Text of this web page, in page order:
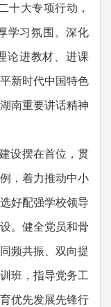
十大专项行动，
学习氛围。深化
论进教材、进课
新时代中国特色
南重要讲话精神
设摆在首位，贯
，着力推动中小
好配强学校领导
。健全党员和骨
频共振、双向提
班，指导党务工
优先发展先锋行